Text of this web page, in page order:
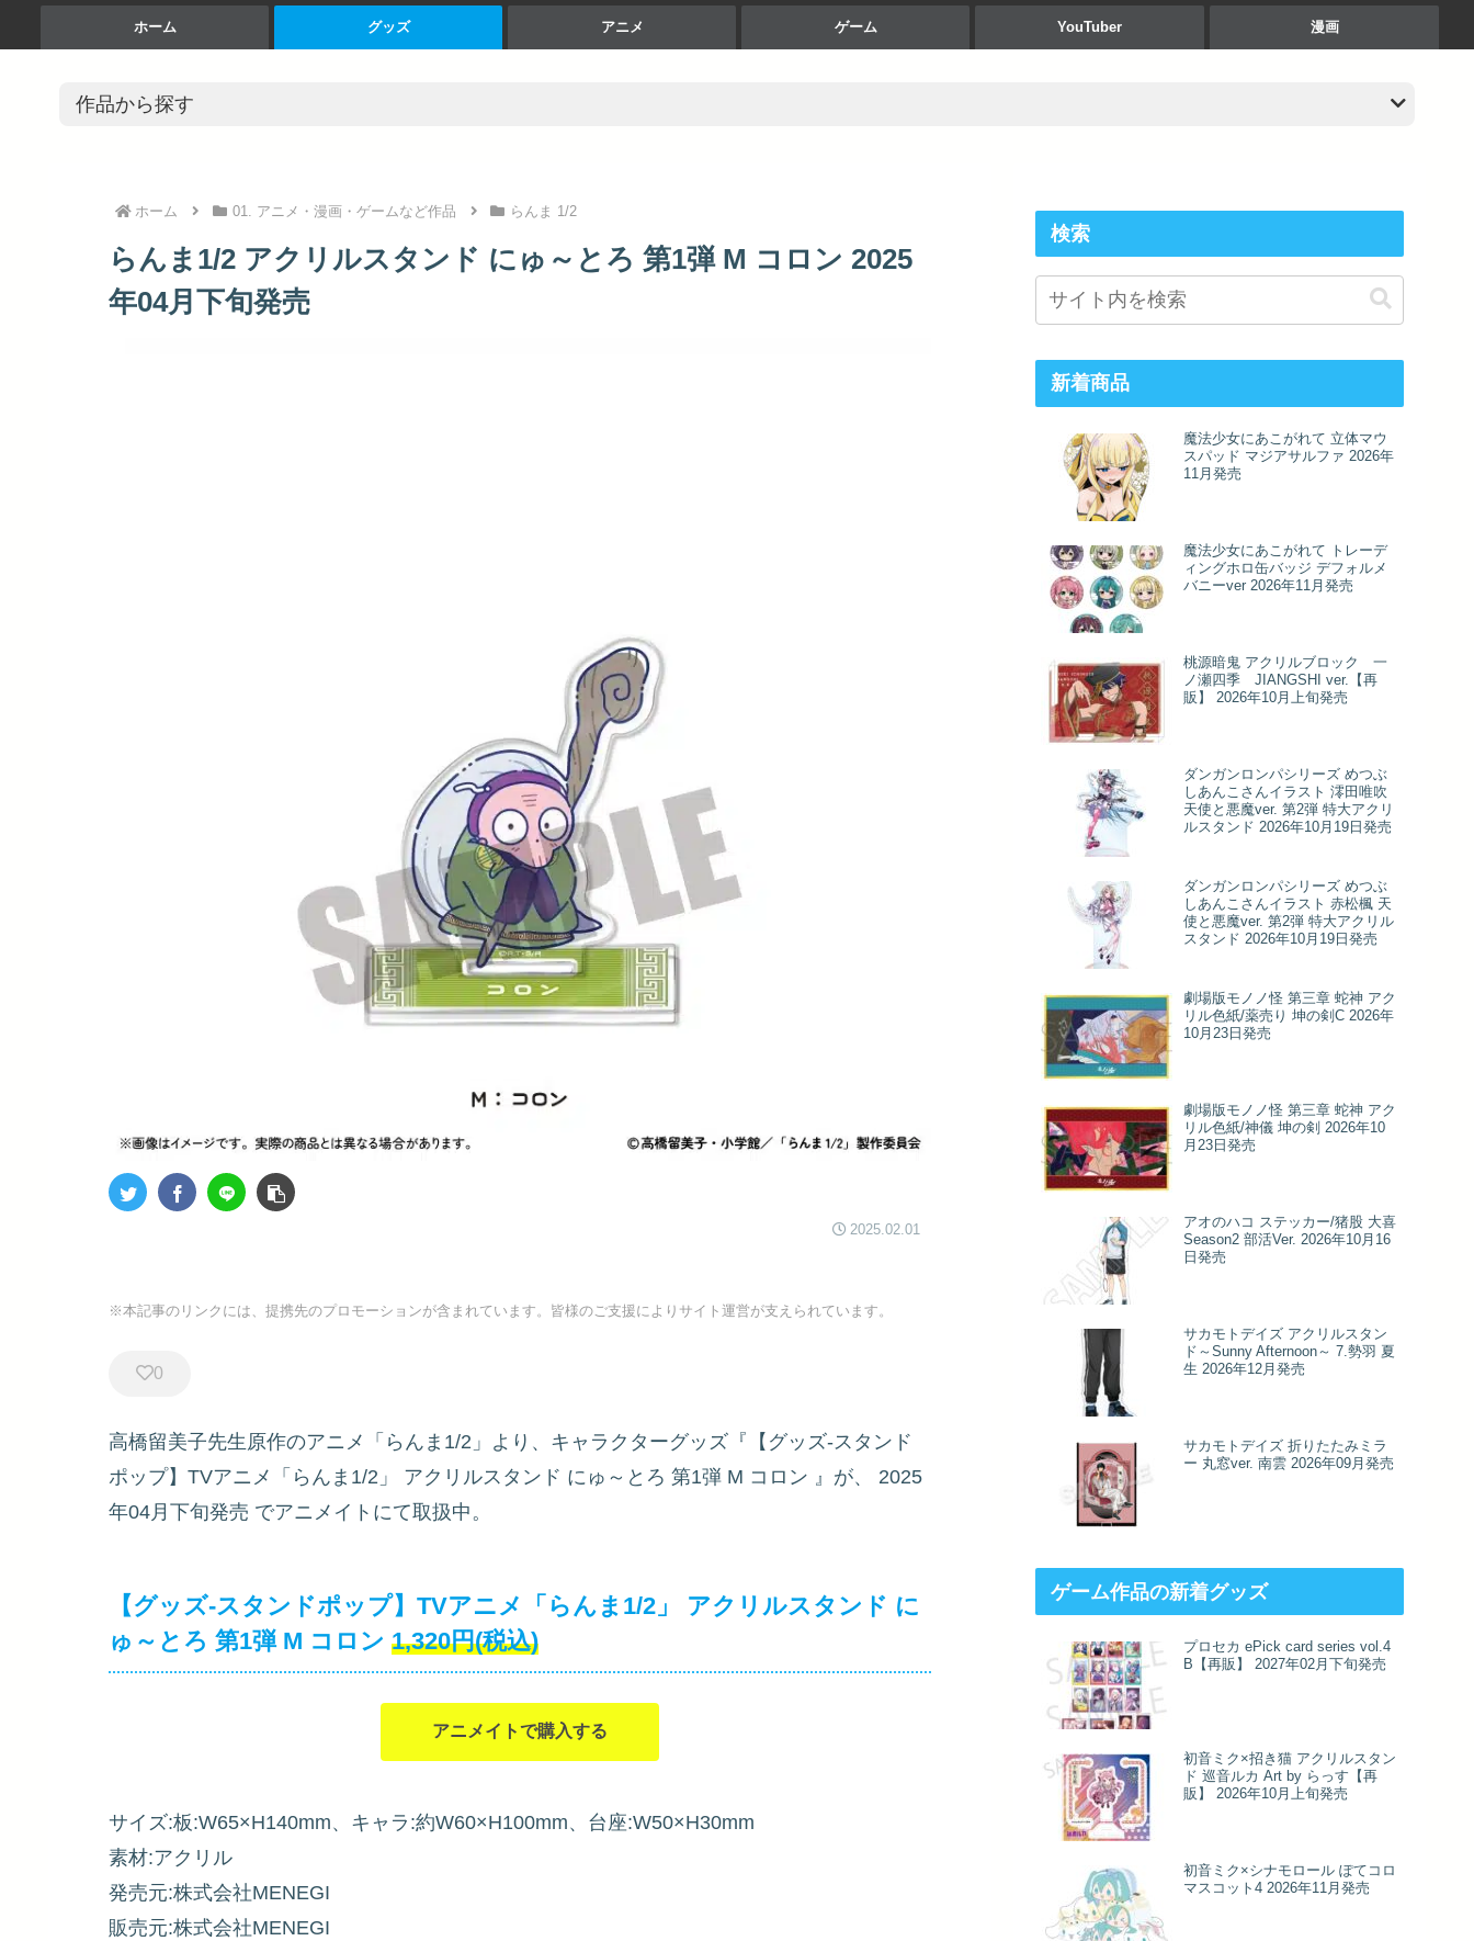
ホーム グッズ アニメ ゲーム YouTuber 漫画
ホーム 01. アニメ・漫画・ゲームなど作品 らんま 1/2
らんま1/2 アクリルスタンド にゅ～とろ 第1弾 M コロン 2025
年04月下旬発売
2025.02.01
※本記事のリンクには、提携先のプロモーションが含まれています。皆様のご支援によりサイト運営が支えられています。
0
高橋留美子先生原作のアニメ「らんま1/2」より、キャラクターグッズ『【グッズ-スタンド
ポップ】TVアニメ「らんま1/2」 アクリルスタンド にゅ～とろ 第1弾 M コロン 』が、
2025
年04月下旬発売 でアニメイトにて取扱中。
【グッズ-スタンドポップ】TVアニメ「らんま1/2」 アクリルスタンド に
ゅ～とろ 第1弾 M コロン 1,320円(税込)
アニメイトで購入する
サイズ:板:W65×H140mm、キャラ:約W60×H100mm、台座:W50×H30mm
素材:アクリル
発売元:株式会社MENEGI
販売元:株式会社MENEGI
検索
新着商品
魔法少女にあこがれて 立体マウ
スパッド マジアサルファ 2026年
11月発売
魔法少女にあこがれて トレーデ
ィングホロ缶バッジ デフォルメ
バニーver 2026年11月発売
桃源暗鬼 アクリルブロック 一
ノ瀬四季 JIANGSHI ver.【再
販】 2026年10月上旬発売
ダンガンロンパシリーズ めつぶ
しあんこさんイラスト 澪田唯吹
天使と悪魔ver. 第2弾 特大アクリ
ルスタンド 2026年10月19日発売
ダンガンロンパシリーズ めつぶ
しあんこさんイラスト 赤松楓 天
使と悪魔ver. 第2弾 特大アクリル
スタンド 2026年10月19日発売
劇場版モノノ怪 第三章 蛇神 アク
リル色紙/薬売り 坤の剣C 2026年
10月23日発売
劇場版モノノ怪 第三章 蛇神 アク
リル色紙/神儀 坤の剣 2026年10
月23日発売
アオのハコ ステッカー/猪股 大喜
Season2 部活Ver. 2026年10月16
日発売
サカモトデイズ アクリルスタン
ド～Sunny Afternoon～ 7.勢羽 夏
生 2026年12月発売
サカモトデイズ 折りたたみミラ
ー 丸窓ver. 南雲 2026年09月発売
ゲーム作品の新着グッズ
プロセカ ePick card series vol.4
B【再販】 2027年02月下旬発売
初音ミク×招き猫 アクリルスタン
ド 巡音ルカ Art by らっす【再
販】 2026年10月上旬発売
初音ミク×シナモロール ぽてコロ
マスコット4 2026年11月発売